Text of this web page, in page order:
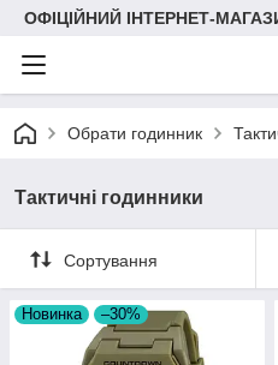
ОФІЦІЙНИЙ ІНТЕРНЕТ-
Обрати годинник
Тактичні годинники
Сортування
Новинка –30%